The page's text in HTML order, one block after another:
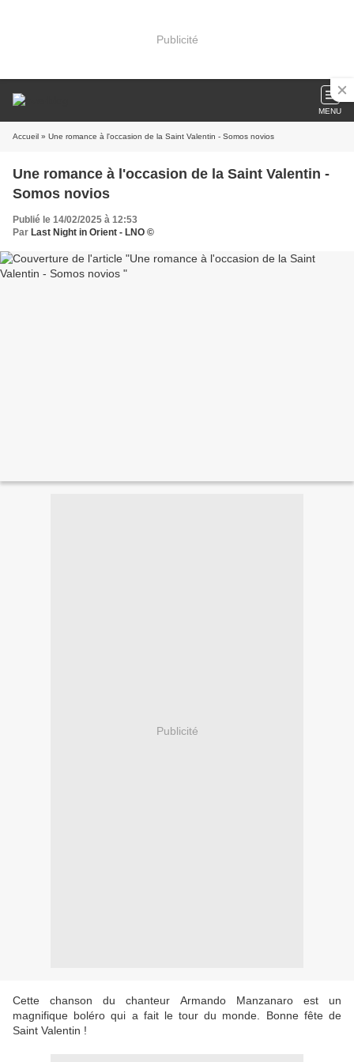
Publicité
MENU
Accueil » Une romance à l'occasion de la Saint Valentin - Somos novios
Une romance à l'occasion de la Saint Valentin -
Somos novios
Publié le 14/02/2025 à 12:53
Par Last Night in Orient - LNO ©
Publicité
Cette chanson du chanteur Armando Manzanaro est un
magnifique boléro qui a fait le tour du monde. Bonne fête de
Saint Valentin !